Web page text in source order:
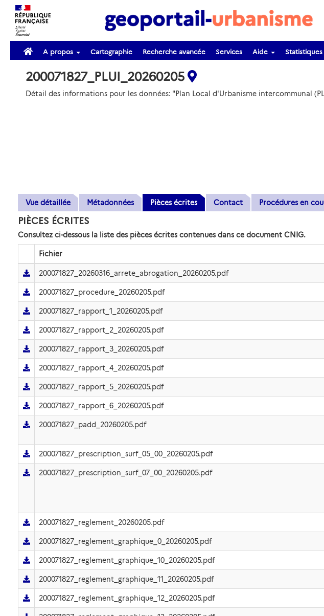
A propos Cartographie Recherche avancée Services Aide Statistiques
200071827_PLUI_20260205
Détail des informations pour les données: "Plan Local d'Urbanisme intercommunal
Vue détaillée Métadonnées Pièces écrites Contact Procédures en
PIÈCES ÉCRITES
Consultez ci-dessous la liste des pièces écrites contenues dans ce document CNIG.
Fichier
200071827_20260316_arrete_abrogation_20260205.pdf
200071827_procedure_20260205.pdf
200071827_rapport_1_20260205.pdf
200071827_rapport_2_20260205.pdf
200071827_rapport_3_20260205.pdf
200071827_rapport_4_20260205.pdf
200071827_rapport_5_20260205.pdf
200071827_rapport_6_20260205.pdf
200071827_padd_20260205.pdf
200071827_prescription_surf_05_00_20260205.pdf
200071827_prescription_surf_07_00_20260205.pdf
200071827_reglement_20260205.pdf
200071827_reglement_graphique_0_20260205.pdf
200071827_reglement_graphique_10_20260205.pdf
200071827_reglement_graphique_11_20260205.pdf
200071827_reglement_graphique_12_20260205.pdf